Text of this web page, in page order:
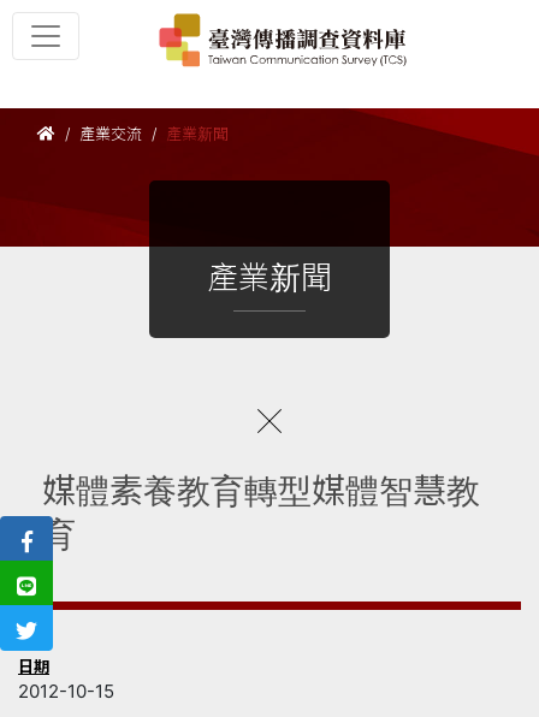
產業交流 產業新聞
產業新聞
媒體素養教育轉型媒體智慧教
育
日期
2012-10-15